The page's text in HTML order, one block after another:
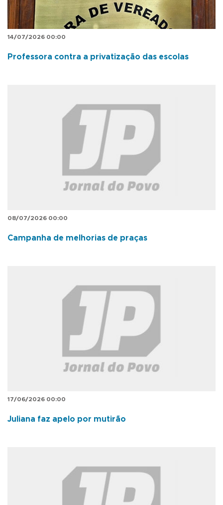
14/07/2026 00:00
Professora contra a privatização das escolas
08/07/2026 00:00
Campanha de melhorias de praças
17/06/2026 00:00
Juliana faz apelo por mutirão